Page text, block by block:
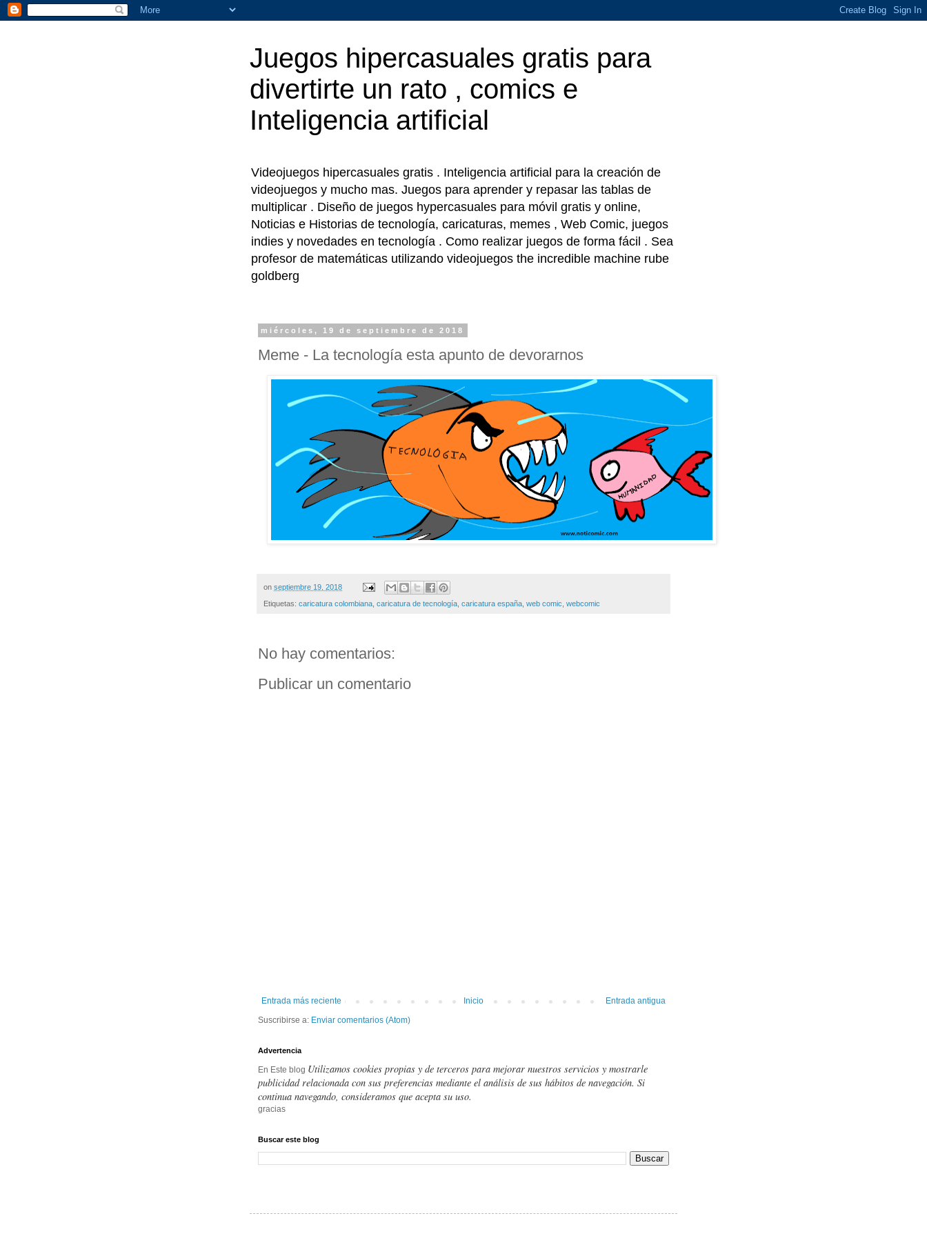
Juegos hipercasuales gratis para
divertirte un rato , comics e
Inteligencia artificial
Videojuegos hipercasuales gratis . Inteligencia artificial para la creación de
videojuegos y mucho mas. Juegos para aprender y repasar las tablas de
multiplicar . Diseño de juegos hypercasuales para móvil gratis y online,
Noticias e Historias de tecnología, caricaturas, memes , Web Comic, juegos
indies y novedades en tecnología . Como realizar juegos de forma fácil . Sea
profesor de matemáticas utilizando videojuegos the incredible machine rube
goldberg
miércoles, 19 de septiembre de 2018
Meme - La tecnología esta apunto de devorarnos
on septiembre 19, 2018
Etiquetas: caricatura colombiana caricatura de tecnología caricatura españa web comic webcomic
No hay comentarios:
Publicar un comentario
Entrada más reciente Entrada antigua
Inicio
Suscribirse a: Enviar comentarios (Atom)
Advertencia
En Este blog Utilizamos cookies propias y de terceros para mejorar nuestros servicios y mostrarle
publicidad relacionada con sus preferencias mediante el análisis de sus hábitos de navegación. Si
continua navegando, consideramos que acepta su uso.
gracias
Buscar este blog